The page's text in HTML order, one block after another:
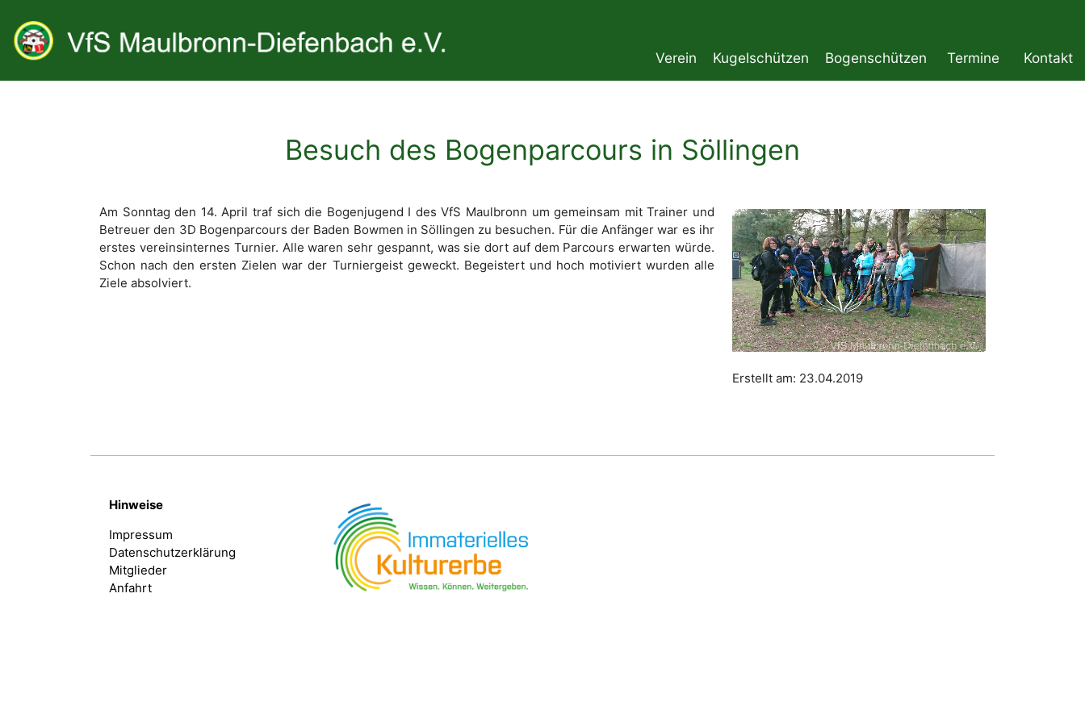
Verein Kugelschützen Bogenschützen Termine Kontakt
Besuch des Bogenparcours in Söllingen
Am Sonntag den 14. April traf sich die Bogenjugend I des VfS Maulbronn um gemeinsam mit Trainer und
Betreuer den 3D Bogenparcours der Baden Bowmen in Söllingen zu besuchen. Für die Anfänger war es ihr
erstes vereinsinternes Turnier. Alle waren sehr gespannt, was sie dort auf dem Parcours erwarten würde.
Schon nach den ersten Zielen war der Turniergeist geweckt. Begeistert und hoch motiviert wurden alle
Ziele absolviert.
Erstellt am: 23.04.2019
Hinweise
Impressum
Datenschutzerklärung
Mitglieder
Anfahrt